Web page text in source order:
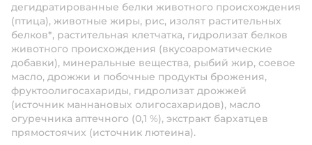
дегидратированные белки животного происхождения
(птица), животные жиры, рис, изолят растительных
белков*, растительная клетчатка, гидролизат белков
животного происхождения (вкусоароматические
добавки), минеральные вещества, рыбий жир, соевое
масло, дрожжи и побочные продукты брожения,
фруктоолигосахариды, гидролизат дрожжей
(источник мaннановых олигосахаридов), масло
огуречника аптечного (0,1 %), экстракт бархатцев
прямостоячих (источник лютеина).